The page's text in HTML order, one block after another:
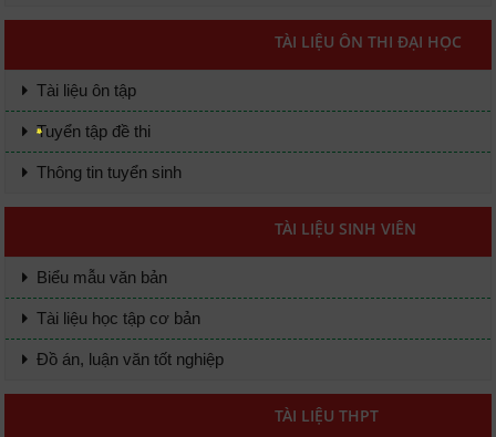
TÀI LIỆU ÔN THI ĐẠI HỌC
Tài liệu ôn tập
Tuyển tập đề thi
Thông tin tuyển sinh
TÀI LIỆU SINH VIÊN
Biểu mẫu văn bản
Tài liệu học tập cơ bản
Đồ án, luận văn tốt nghiệp
TÀI LIỆU THPT